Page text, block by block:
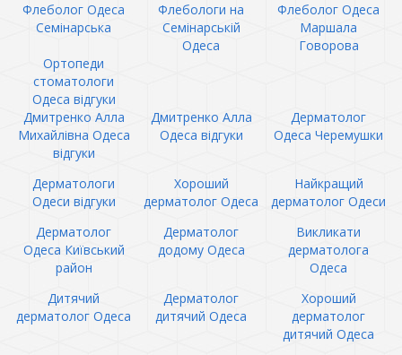
Флеболог Одеса
Семінарська
Флебологи на
Семінарській
Одеса
Флеболог Одеса
Маршала
Говорова
Ортопеди
стоматологи
Одеса відгуки
Дмитренко Алла
Михайлівна Одеса
відгуки
Дмитренко Алла
Одеса відгуки
Дерматолог
Одеса Черемушки
Дерматологи
Одеси відгуки
Хороший
дерматолог Одеса
Найкращий
дерматолог Одеси
Дерматолог
Одеса Київський
район
Дерматолог
додому Одеса
Викликати
дерматолога
Одеса
Дитячий
дерматолог Одеса
Дерматолог
дитячий Одеса
Хороший
дерматолог
дитячий Одеса